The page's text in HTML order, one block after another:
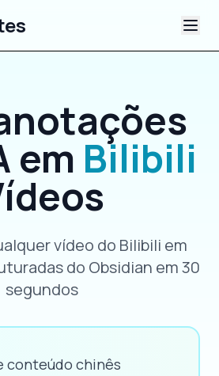
Extension
de Vídeo com IA
Tutoriais
Sobre
Blog
em Bilibili
vídeo do Bilibili em
do Obsidian em 30
segundos
conteúdo chinês